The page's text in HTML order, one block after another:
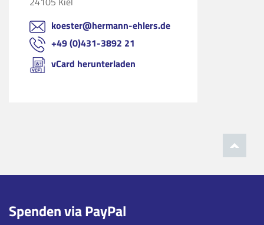
koester@hermann-ehlers.de
+49 (0)431-3892 21
vCard herunterladen
Spenden via PayPal